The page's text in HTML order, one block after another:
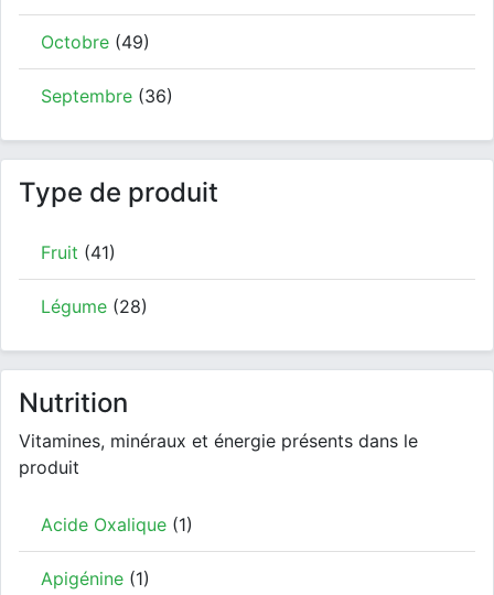
Octobre (49)
Septembre (36)
Type de produit
Fruit (41)
Légume (28)
Nutrition
Vitamines, minéraux et énergie présents dans le
produit
Acide Oxalique (1)
Apigénine (1)